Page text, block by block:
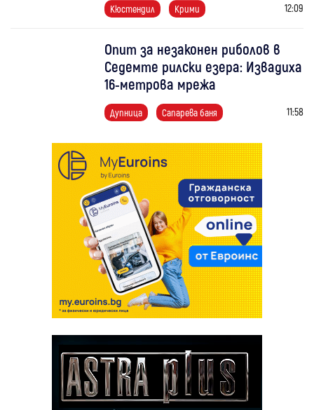
Кюстендил Крими 12:09
Опит за незаконен риболов в
Седемте рилски езера: Извадиха
16-метрова мрежа
Дупница Сапарева баня 11:58